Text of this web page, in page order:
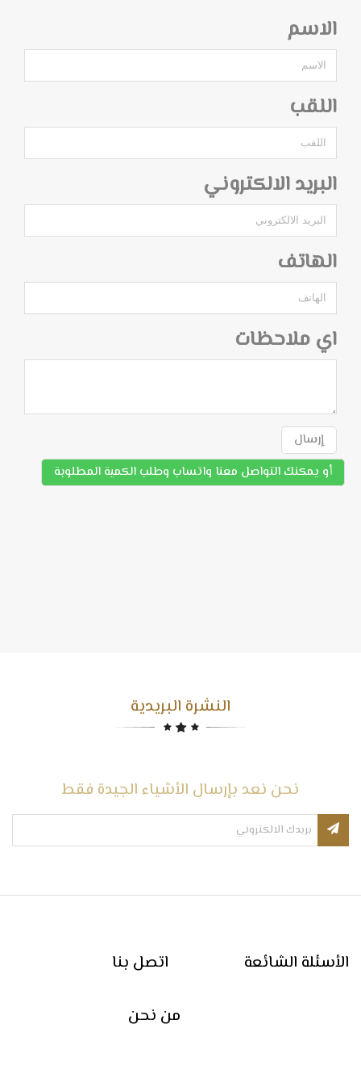
الاسم
اللقب
البريد الالكتروني
الهاتف
اي ملاحظات
إرسال
أو يمكنك التواصل معنا واتساب وطلب الكمية المطلوبة
النشرة البريدية
نحن نعد بإرسال الأشياء الجيدة فقط
اتصل بنا الأسئلة الشائعة
من نحن